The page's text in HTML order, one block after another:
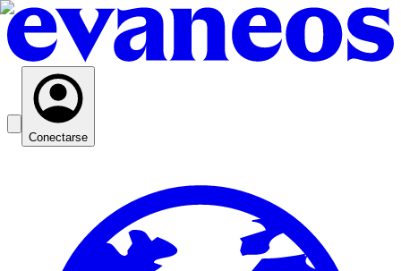
Conectarse